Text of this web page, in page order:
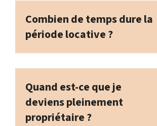
Combien de temps dure la
période locative ?
Quand est-ce que je
deviens pleinement
propriétaire ?